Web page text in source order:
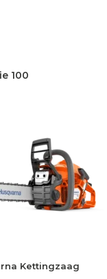
100
Kettingzaag